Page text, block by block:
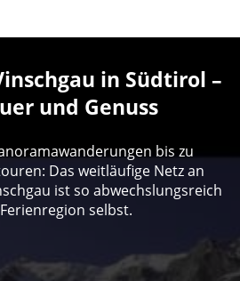
in Südtirol –
und Genuss
bis zu
Das weitläufige Netz an
ist so abwechslungsreich
selbst.